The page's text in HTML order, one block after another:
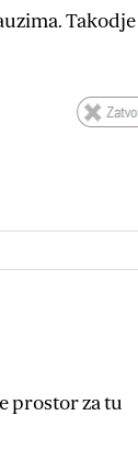
Takodje
prostor za tu